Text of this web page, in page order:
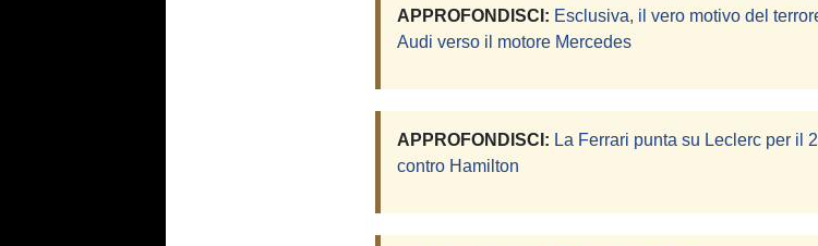
APPROFONDISCI: Esclusiva, il vero motivo del
Audi verso il motore Mercedes
APPROFONDISCI: La Ferrari punta su Leclerc per il
contro Hamilton